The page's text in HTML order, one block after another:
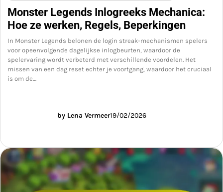
Monster Legends Inlogreeks Mechanica:
Hoe ze werken, Regels, Beperkingen
In Monster Legends belonen de login streak-mechanismen spelers
voor opeenvolgende dagelijkse inlogbeurten, waardoor de
spelervaring wordt verbeterd met verschillende voordelen. Het
missen van een dag reset echter je voortgang, waardoor het cruciaal
is om de…
by Lena Vermeer19/02/2026